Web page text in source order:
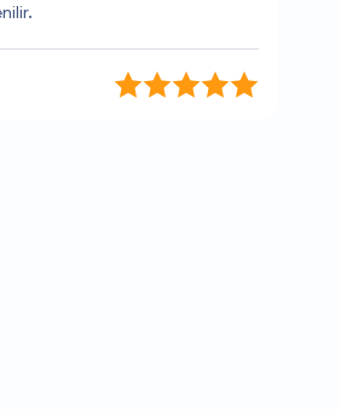
ve hızlı çözüm ürettiler.